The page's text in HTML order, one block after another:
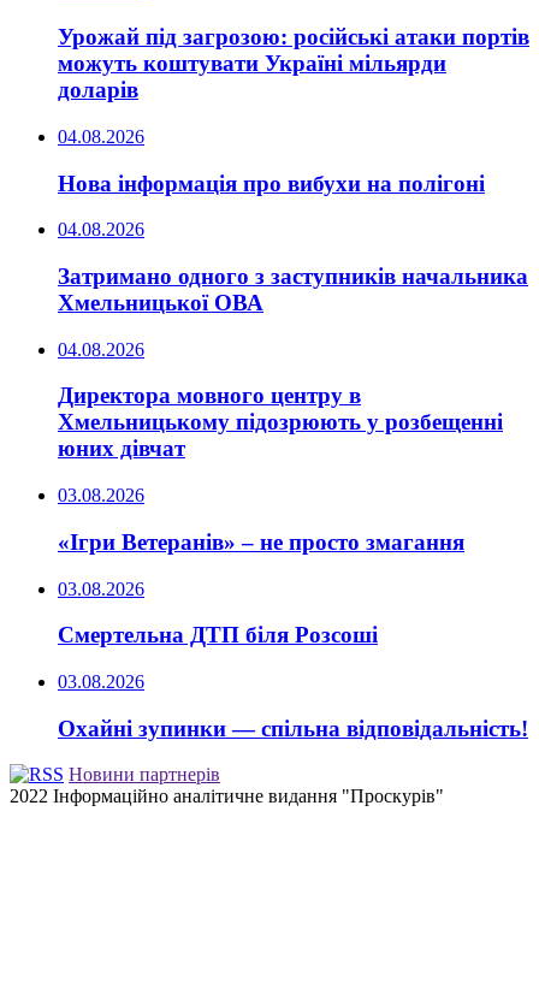
Урожай під загрозою: російські атаки портів
можуть коштувати Україні мільярди
доларів
04.08.2026
Нова інформація про вибухи на полігоні
04.08.2026
Затримано одного з заступників начальника
Хмельницької ОВА
04.08.2026
Директора мовного центру в
Хмельницькому підозрюють у розбещенні
юних дівчат
03.08.2026
«Ігри Ветеранів» – не просто змагання
03.08.2026
Смертельна ДТП біля Розсоші
03.08.2026
Охайні зупинки — спільна відповідальність!
Новини партнерів
2022 Інформаційно аналітичне видання "Проскурів"